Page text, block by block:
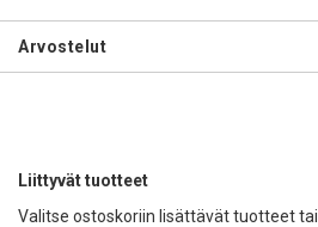
Arvostelut
Liittyvät tuotteet
Valitse ostoskoriin lisättävät tuotteet tai